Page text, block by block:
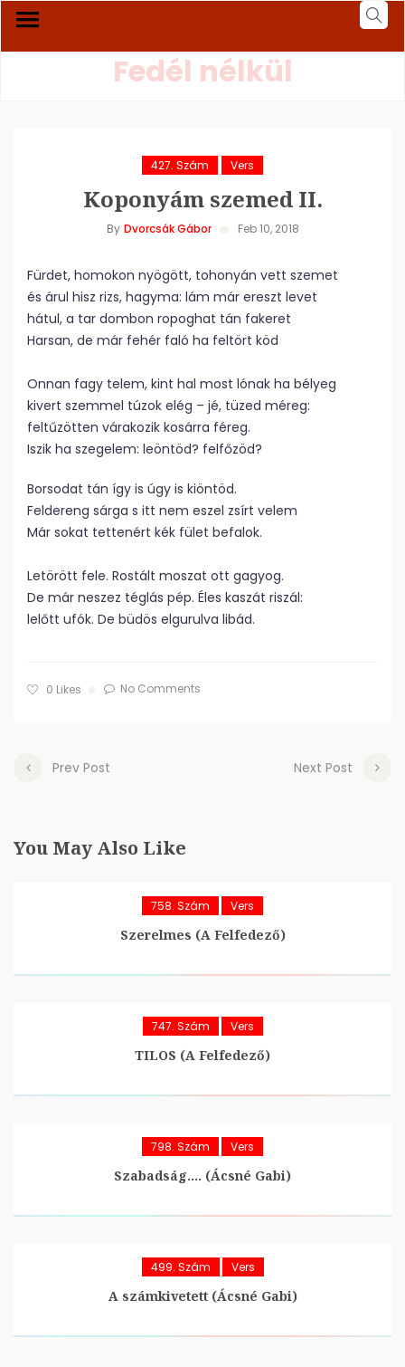
Fedél nélkül
427. Szám Vers
Koponyám szemed II.
By Dvorcsák Gábor Feb 10, 2018
Fürdet, homokon nyögött, tohonyán vett szemet
és árul hisz rizs, hagyma: lám már ereszt levet
hátul, a tar dombon ropoghat tán fakeret
Harsan, de már fehér faló ha feltört köd
Onnan fagy telem, kint hal most lónak ha bélyeg
kivert szemmel túzok elég – jé, tüzed méreg:
feltűzötten várakozik kosárra féreg.
Iszik ha szegelem: leöntöd? felfőzöd?
Borsodat tán így is úgy is kiöntöd.
Feldereng sárga s itt nem eszel zsírt velem
Már sokat tettenért kék fület befalok.
Letörött fele. Rostált moszat ott gagyog.
De már neszez téglás pép. Éles kaszát riszál:
lelőtt ufók. De büdös elgurulva libád.
0 Likes No Comments
Prev Post Next Post
You May Also Like
758. Szám Vers
Szerelmes (A Felfedező)
747. Szám Vers
TILOS (A Felfedező)
798. Szám Vers
Szabadság…. (Ácsné Gabi)
499. Szám Vers
A számkivetett (Ácsné Gabi)